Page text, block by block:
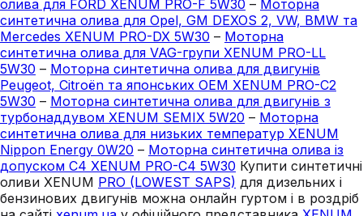
олива для FORD XENUM PRO-F 5W30 – Моторна
синтетична олива для Opel, GM DEXOS 2, VW, BMW та
Mercedes XENUM PRO-DX 5W30 – Моторна
синтетична олива для VAG-групи XENUM PRO-LL
5W30 – Моторна синтетична олива для двигунів
Peugeot, Citroën та японських OEM XENUM PRO-C2
5W30 – Моторна синтетична олива для двигунів з
турбонаддувом XENUM SEMIX 5W20 – Моторна
синтетична олива для низьких температур XENUM
Nippon Energy 0W20 – Моторна синтетична олива із
допуском C4 XENUM PRO-C4 5W30 Купити синтетичні
оливи XENUM PRO (LOWEST SAPS) для дизельних і
бензинових двигунів можна онлайн гуртом і в роздріб